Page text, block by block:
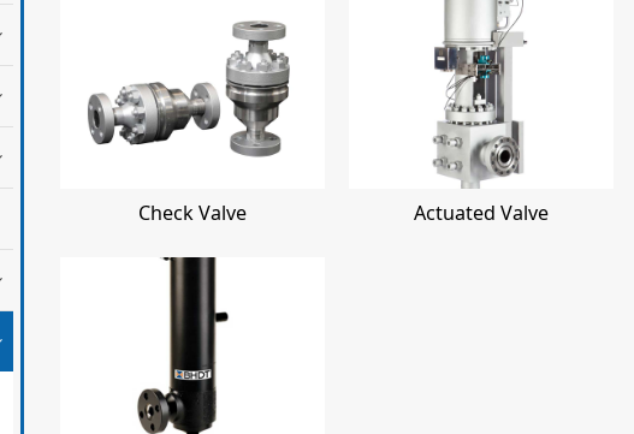
Check Valve Actuated Valve